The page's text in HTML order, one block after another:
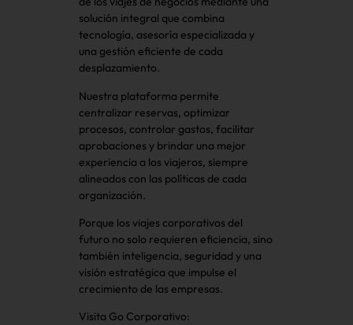
solución integral que combina
tecnología, asesoría especializada y
una gestión eficiente de cada
desplazamiento.
Nuestra plataforma permite
centralizar reservas, optimizar
procesos, controlar gastos, facilitar
aprobaciones y brindar una mejor
experiencia a los viajeros, siempre
alineados con las políticas de cada
organización.
Porque los viajes corporativos del
futuro no solo requieren eficiencia, sino
también inteligencia, seguridad y una
visión estratégica que impulse el
crecimiento de las empresas.
Visita Go Corporativo: